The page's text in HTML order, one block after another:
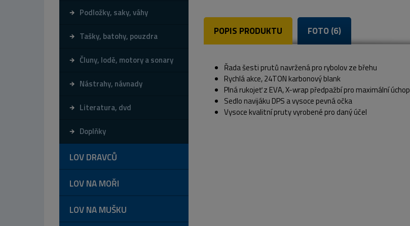
Podložky, saky, váhy
Tašky, batohy, pouzdra
Čluny, lodě, motory a sonary
Nástrahy, návnady
Literatura, dvd
Doplňky
LOV DRAVCŮ
LOV NA MOŘI
LOV NA MUŠKU
POPIS PRODUKTU FOTO (6)
Řada šesti prutů navržená pro rybolov ze břehu
Rychlá akce, 24TON karbonový blank
Plná rukojeť z EVA, X-wrap předpažbí pro maximální úchop
Sedlo navijáku DPS a vysoce pevná očka
Vysoce kvalitní pruty vyrobené pro daný účel